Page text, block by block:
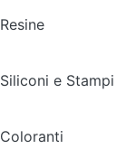
Resine
Siliconi e Stampi
Coloranti